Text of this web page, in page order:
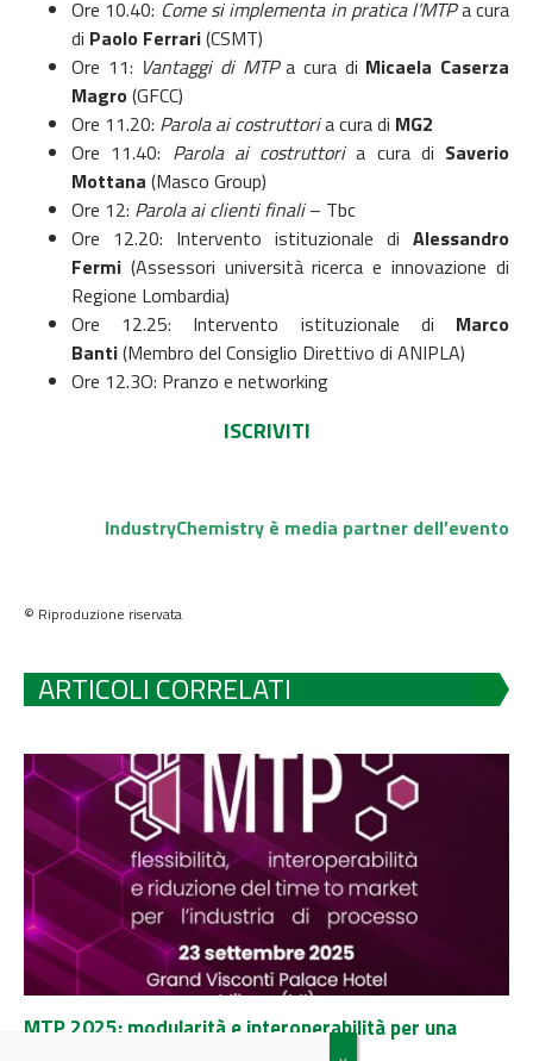
Ore 10.40: Come si implementa in pratica l’MTPa cura
di Paolo Ferrari(CSMT)
Ore 11: Vantaggi di MTPa cura di Micaela Caserza
Magro(GFCC)
Ore 11.20: Parola ai costruttoria cura di MG2
Ore 11.40: Parola ai costruttoria cura di Saverio
Mottana (Masco Group)
Ore 12: Parola ai clienti finali– Tbc
Ore 12.20: Intervento istituzionale di Alessandro
Fermi (Assessori università ricerca e innovazione di
Regione Lombardia)
Ore 12.25: Intervento istituzionale di Marco
Banti(Membro del Consiglio Direttivo di ANIPLA)
Ore 12.3O: Pranzo e networking
ISCRIVITI
IndustryChemistry è media partner dell’evento
© Riproduzione riservata
ARTICOLI CORRELATI
MTP 2025: modularità e interoperabilità per una